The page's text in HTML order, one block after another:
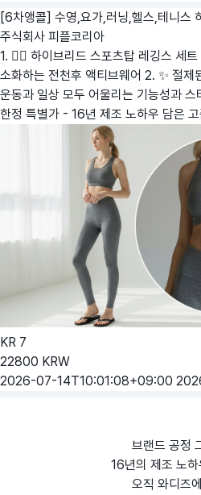
[6차앵콜] 수영,요가,러닝,헬스,테니스
주식회사 피플코리아
1. 🏃‍♀️ 하이브리드 스포츠탑 레깅스 세
소화하는 전천후 액티브웨어 2. ✨ 절제
운동과 일상 모두 어울리는 기능성과
한정 특별가 - 16년 제조 노하우 담은
KR 7
22800 KRW
2026-07-14T10:01:08+09:00
브랜드 공정
16년의 제조 노
오직 와디즈